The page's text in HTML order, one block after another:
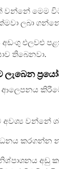
වන්නේ මෙම
ලබා
එලවළු
තිබෙනවා.
ලැබෙන
ආලෙපනය
වන්නේ
කරගන්න
අඩු